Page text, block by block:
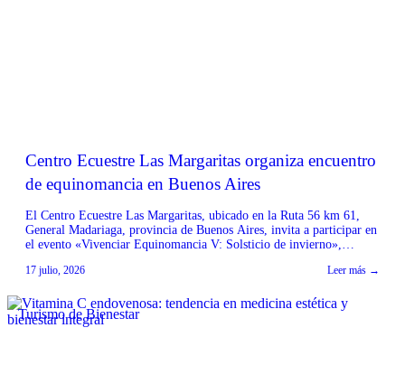
Centro Ecuestre Las Margaritas organiza encuentro
de equinomancia en Buenos Aires
El Centro Ecuestre Las Margaritas, ubicado en la Ruta 56 km 61,
General Madariaga, provincia de Buenos Aires, invita a participar en
el evento «Vivenciar Equinomancia V: Solsticio de invierno»,
encuentro para sanar, sentir y reconectar con la naturaleza y la
17 julio, 2026 Leer más →
Turismo de Bienestar